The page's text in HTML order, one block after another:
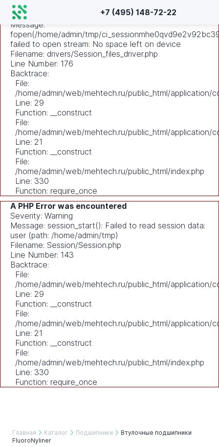
A PHP Error was encountered
Severity: Warning
Message:
fopen(/home/admin/tmp/
failed to open stream: No space left on device
Filename: drivers/Session_files_driver.php
Line Number: 176
Backtrace:
File:
/home/admin/web/mehtech.ru/public_html/application/
Line: 29
Function: __construct
File:
/home/admin/web/mehtech.ru/public_html/application/
Line: 21
Function: __construct
File:
/home/admin/web/mehtech.ru/public_html/index.php
Line: 330
Function: require_once
A PHP Error was encountered
Severity: Warning
Message: session_start(): Failed to read session data:
user (path: /home/admin/tmp)
Filename: Session/Session.php
Line Number: 143
Backtrace:
File:
/home/admin/web/mehtech.ru/public_html/application/
Line: 29
Function: __construct
File:
/home/admin/web/mehtech.ru/public_html/application/
Line: 21
Function: __construct
File:
/home/admin/web/mehtech.ru/public_html/index.php
Line: 330
Function: require_once
+7 (495) 148-72-22
Главная Каталог Подшипники
Втулочные подшипники
FluoroNyliner